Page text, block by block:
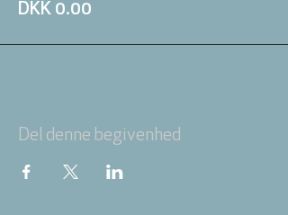
DKK 0.00
Del denne begivenhed